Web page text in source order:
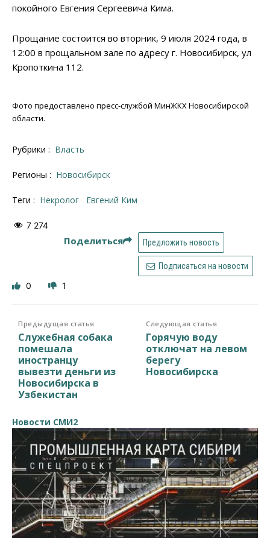
покойного Евгения Сергеевича Кима.
Прощание состоится во вторник, 9 июля 2024 года, в
12:00 в прощальном зале по адресу г. Новосибирск, ул
Кропоткина 112.
Фото предоставлено пресс-службой МинЖКХ Новосибирской
области.
Рубрики : Власть
Регионы : Новосибирск
Теги : некролог Евгений Ким
7 274
Поделиться Предложить новость
Подписаться на новости
0 1
Предыдущая статья
Служебная собака
помешала
иностранцу
вывезти деньги из
Новосибирска в
Узбекистан
Следующая статья
Горячую воду
отключат на левом
берегу
Новосибирска
Новости СМИ2